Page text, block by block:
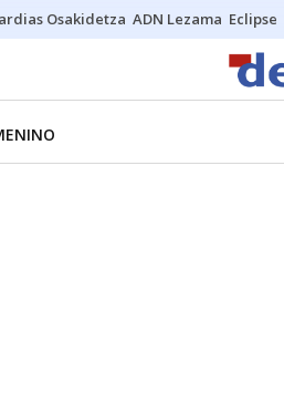
Osakidetza ADN Lezama Eclipse